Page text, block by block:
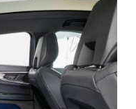
ECO-Modus
Manuell verstellbare
Vordersitze: Fahrerund
Beifahrersitz 6-fach